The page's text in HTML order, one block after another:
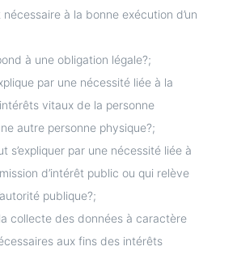
à la bonne exécution d’un
à une obligation légale?;
par une nécessité liée à la
vitaux de la personne
autre personne physique?;
s’expliquer par une nécessité liée à
mission d’intérêt public ou qui relève
publique?;
collecte des données à caractère
aux fins des intérêts